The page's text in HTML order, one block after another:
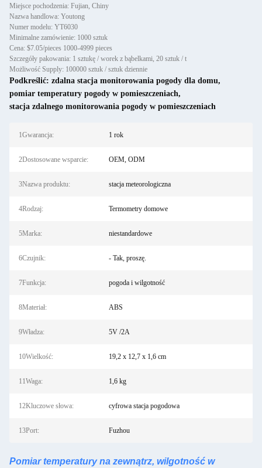
Miejsce pochodzenia: Fujian, Chiny
Nazwa handlowa: Youtong
Numer modelu: YT6030
Minimalne zamówienie: 1000 sztuk
Cena: $7.05/pieces 1000-4999 pieces
Szczegóły pakowania: 1 sztukę / worek z bąbelkami, 20 sztuk / t
Możliwość Supply: 100000 sztuk / sztuk dziennie
Podkreślić: zdalna stacja monitorowania pogody dla domu,
pomiar temperatury pogody w pomieszczeniach,
stacja zdalnego monitorowania pogody w pomieszczeniach
1Gwarancja: 1 rok
2Dostosowane wsparcie: OEM, ODM
3Nazwa produktu: stacja meteorologiczna
4Rodzaj: Termometry domowe
5Marka: niestandardowe
6Czujnik: - Tak, proszę.
7Funkcja: pogoda i wilgotność
8Materiał: ABS
9Władza: 5V /2A
10Wielkość: 19,2 x 12,7 x 1,6 cm
11Waga: 1,6 kg
12Kluczowe słowa: cyfrowa stacja pogodowa
13Port: Fuzhou
Pomiar temperatury na zewnątrz, wilgotność w